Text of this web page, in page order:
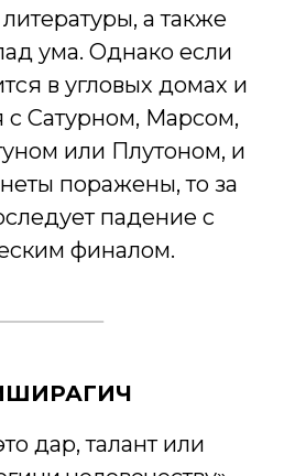
а также
ума. Однако если
в угловых домах и
с Сатурном, Марсом,
или Плутоном, и
поражены, то за
падение с
финалом.
дар, талант или